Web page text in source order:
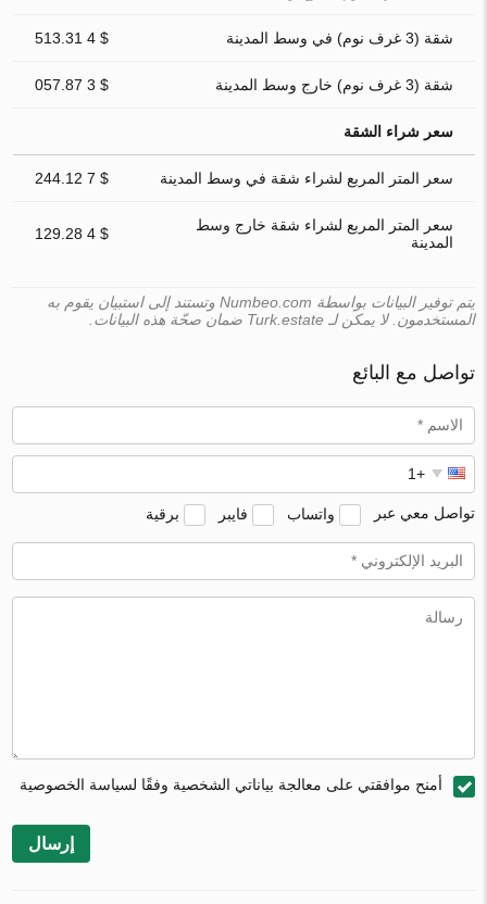
شقة (3 غرف نوم) في وسط المدينة $ 4 513.31
شقة (3 غرف نوم) خارج وسط المدينة $ 3 057.87
سعر شراء الشقة
سعر المتر المربع لشراء شقة في وسط المدينة $ 7 244.12
سعر المتر المربع لشراء شقة خارج وسط
المدينة
$ 4 129.28
يتم توفير البيانات بواسطة Numbeo.com وتستند إلى استبيان يقوم به
المستخدمون. لا يمكن لـ Turk.estate ضمان صحّة هذه البيانات.
تواصل مع البائع
تواصل معي عبر واتساب فايبر برقية
أمنح موافقتي على معالجة بياناتي الشخصية وفقًا لسياسة الخصوصية
إرسال